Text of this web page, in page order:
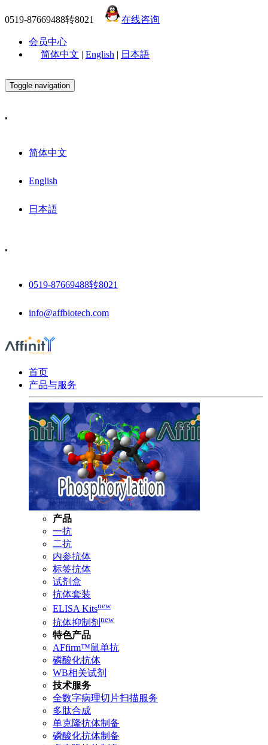
0519-87669488转8021 在线咨询
会员中心
简体中文 | English | 日本語
Toggle navigation
简体中文
English
日本語
0519-87669488转8021
info@affbiotech.com
首页
产品与服务
产品
一抗
二抗
内参抗体
标签抗体
试剂盒
抗体套装
ELISA Kitsnew
抗体抑制剂 new
特色产品
AFfirm™鼠单抗
磷酸化抗体
WB相关试剂
技术服务
全数字病理切片扫描服务
多肽合成
单克隆抗体制备
磷酸化抗体制备